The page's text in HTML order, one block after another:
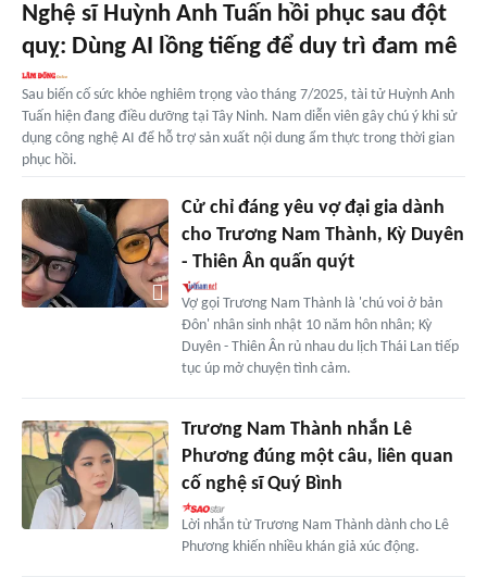
Nghệ sĩ Huỳnh Anh Tuấn hồi phục sau đột
quỵ: Dùng AI lồng tiếng để duy trì đam mê
Sau biến cố sức khỏe nghiêm trọng vào tháng 7/2025, tài tử Huỳnh Anh
Tuấn hiện đang điều dưỡng tại Tây Ninh. Nam diễn viên gây chú ý khi sử
dụng công nghệ AI để hỗ trợ sản xuất nội dung ẩm thực trong thời gian
phục hồi.
Cử chỉ đáng yêu vợ đại gia dành
cho Trương Nam Thành, Kỳ Duyên
- Thiên Ân quấn quýt
Vợ gọi Trương Nam Thành là 'chú voi ở bản
Đôn' nhân sinh nhật 10 năm hôn nhân; Kỳ
Duyên - Thiên Ân rủ nhau du lịch Thái Lan tiếp
tục úp mở chuyện tình cảm.
Trương Nam Thành nhắn Lê
Phương đúng một câu, liên quan
cố nghệ sĩ Quý Bình
Lời nhắn từ Trương Nam Thành dành cho Lê
Phương khiến nhiều khán giả xúc động.